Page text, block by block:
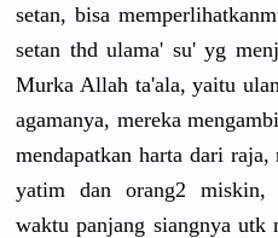
setan, bisa
setan thd ulama' su' yg
Murka Allah ta'ala, yaitu
agamanya, mereka
mendapatkan harta dari
yatim dan orang2 miskin,
waktu panjang siangnya utk